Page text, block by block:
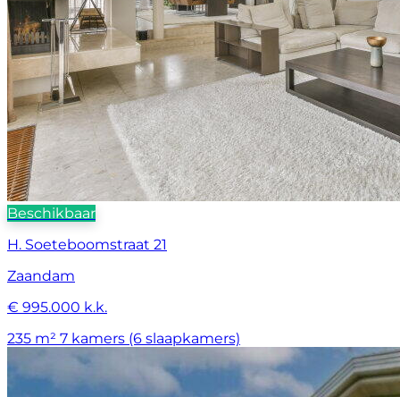
Beschikbaar
H. Soeteboomstraat 21
Zaandam
€ 995.000 k.k.
235 m² 7 kamers (6 slaapkamers)